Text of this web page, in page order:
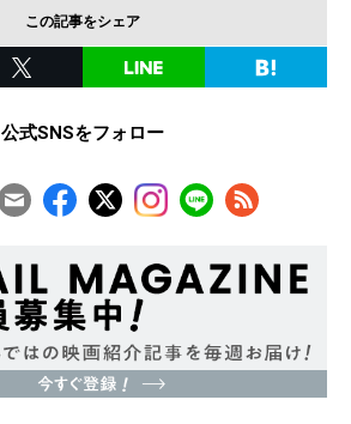
この記事をシェア
公式SNSをフォロー